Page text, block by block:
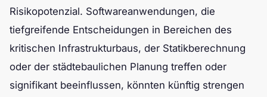
Risikopotenzial. Softwareanwendungen, die
tiefgreifende Entscheidungen in Bereichen des
kritischen Infrastrukturbaus, der Statikberechnung
oder der städtebaulichen Planung treffen oder
signifikant beeinflussen, könnten künftig strengen